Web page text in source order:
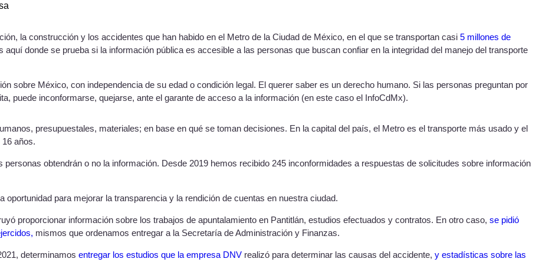
la construcción y los accidentes que han habido en el Metro de la Ciudad de México, en el que se transportan casi 5 millones de
donde se prueba si la información pública es accesible a las personas que buscan confiar en la integridad del manejo del transporte
sobre México, con independencia de su edad o condición legal. El querer saber es un derecho humano. Si las personas preguntan por
puede inconformarse, quejarse, ante el garante de acceso a la información (en este caso el InfoCdMx).
presupuestales, materiales; en base en qué se toman decisiones. En la capital del país, el Metro es el transporte más usado y el
años.
obtendrán o no la información. Desde 2019 hemos recibido 245 inconformidades a respuestas de solicitudes sobre información
para mejorar la transparencia y la rendición de cuentas en nuestra ciudad.
proporcionar información sobre los trabajos de apuntalamiento en Pantitlán, estudios efectuados y contratos. En otro caso, se pidió
mismos que ordenamos entregar a la Secretaría de Administración y Finanzas.
determinamos entregar los estudios que la empresa DNV realizó para determinar las causas del accidente, y estadísticas sobre las